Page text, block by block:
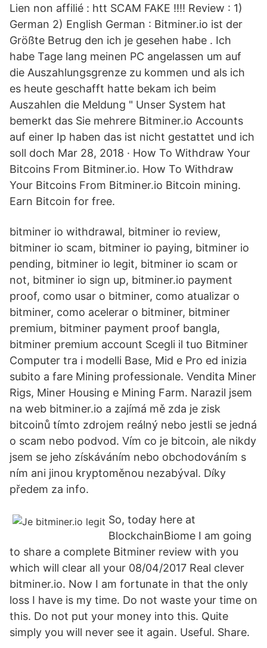
Lien non affilié : htt SCAM FAKE !!!! Review : 1)
German 2) English German : Bitminer.io ist der
Größte Betrug den ich je gesehen habe . Ich
habe Tage lang meinen PC angelassen um auf
die Auszahlungsgrenze zu kommen und als ich
es heute geschafft hatte bekam ich beim
Auszahlen die Meldung " Unser System hat
bemerkt das Sie mehrere Bitminer.io Accounts
auf einer Ip haben das ist nicht gestattet und ich
soll doch Mar 28, 2018 · How To Withdraw Your
Bitcoins From Bitminer.io. How To Withdraw
Your Bitcoins From Bitminer.io Bitcoin mining.
Earn Bitcoin for free.
bitminer io withdrawal, bitminer io review,
bitminer io scam, bitminer io paying, bitminer io
pending, bitminer io legit, bitminer io scam or
not, bitminer io sign up, bitminer.io payment
proof, como usar o bitminer, como atualizar o
bitminer, como acelerar o bitminer, bitminer
premium, bitminer payment proof bangla,
bitminer premium account Scegli il tuo Bitminer
Computer tra i modelli Base, Mid e Pro ed inizia
subito a fare Mining professionale. Vendita Miner
Rigs, Miner Housing e Mining Farm. Narazil jsem
na web bitminer.io a zajímá mě zda je zisk
bitcoinů tímto zdrojem reálný nebo jestli se jedná
o scam nebo podvod. Vím co je bitcoin, ale nikdy
jsem se jeho získáváním nebo obchodováním s
ním ani jinou kryptoměnou nezabýval. Díky
předem za info.
So, today here at
BlockchainBiome I am going
to share a complete Bitminer review with you
which will clear all your 08/04/2017 Real clever
bitminer.io. Now I am fortunate in that the only
loss I have is my time. Do not waste your time on
this. Do not put your money into this. Quite
simply you will never see it again. Useful. Share.